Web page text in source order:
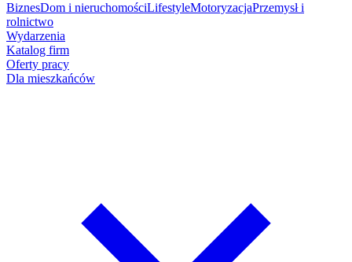
BiznesDom i nieruchomościLifestyleMotoryzacjaPrzemysł i
rolnictwo
Wydarzenia
Katalog firm
Oferty pracy
Dla mieszkańców